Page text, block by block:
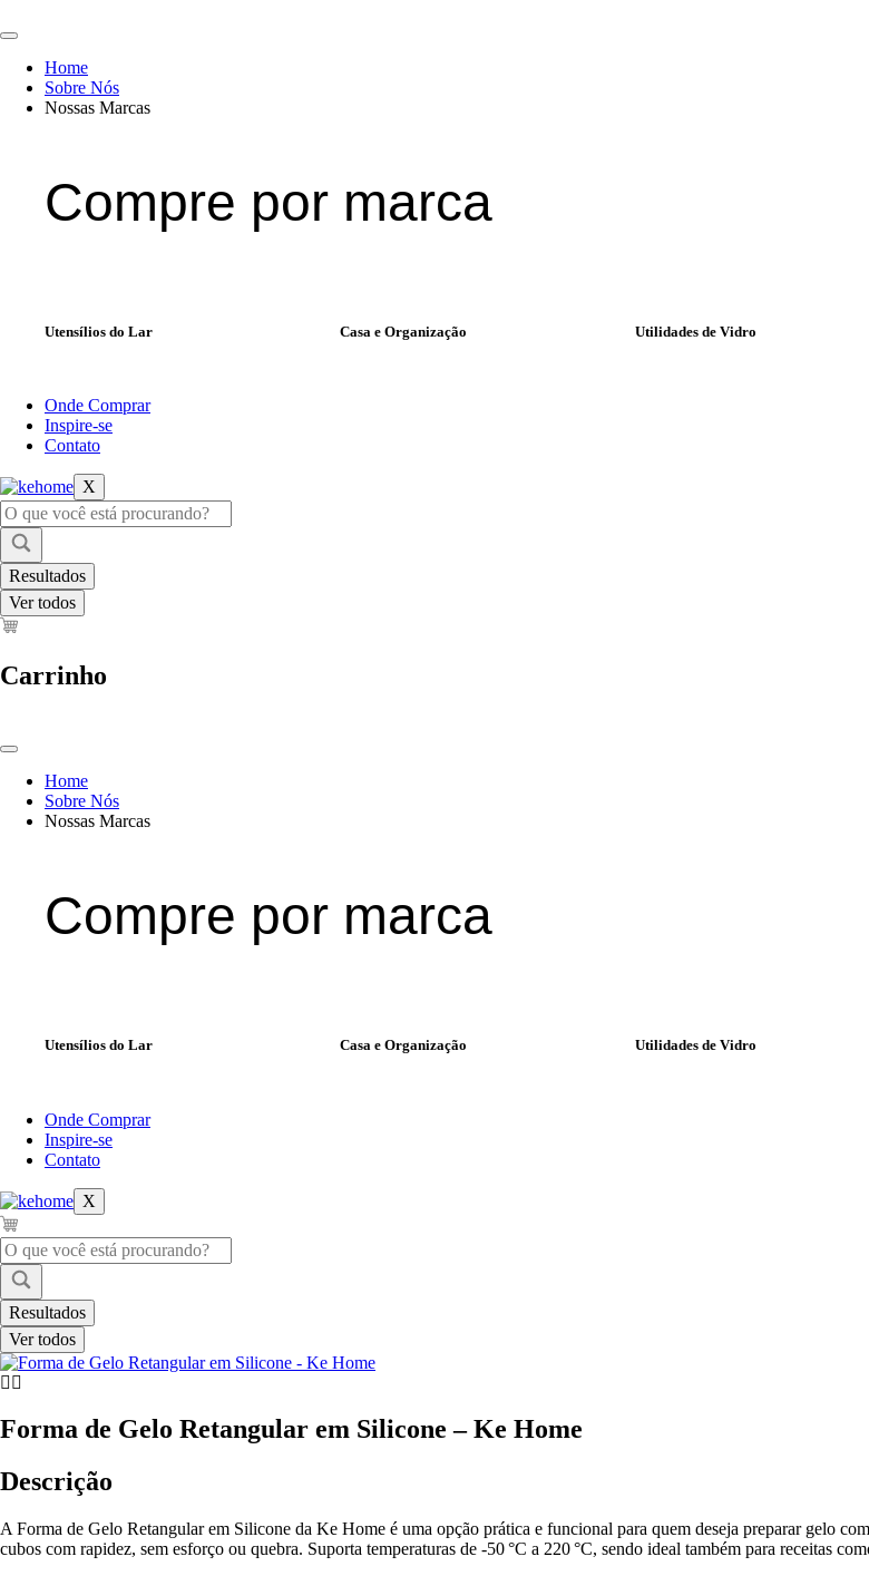
para
conteúdoHome
Sobre Nós
Nossas Marcas
Compre por marca
Utensílios do Lar Casa e Organização Utilidades de Vidro
Onde Comprar
Inspire-se
Contato
X
Pesquisar
...
Resultados
Ver todos
Carrinho
Home
Sobre Nós
Nossas Marcas
Compre por marca
Utensílios do Lar Casa e Organização Utilidades de Vidro
Onde Comprar
Inspire-se
Contato
X
Pesquisar
...
Resultados
Ver todos
Forma de Gelo Retangular em Silicone – Ke Home
Descrição
A Forma de Gelo Retangular em Silicone da Ke Home é uma opção prática e funcional para quem deseja preparar gelo
cubos com rapidez, sem esforço ou quebra. Suporta temperaturas de -50 °C a 220 °C, sendo ideal também para receitas